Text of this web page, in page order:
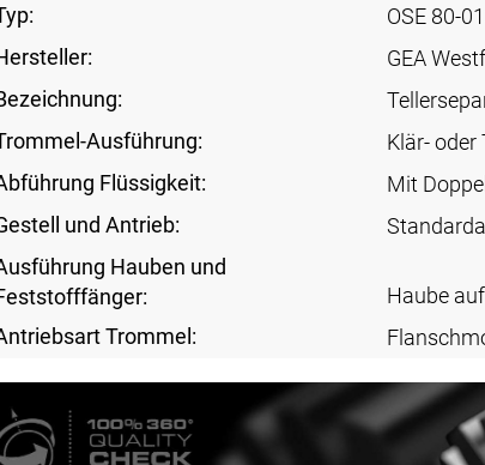
OSE 80-
GEA
Ausführung:
Klär-
Flüssigkeit:
Mit
und Antrieb:
Hauben und
Haube
Trommel: